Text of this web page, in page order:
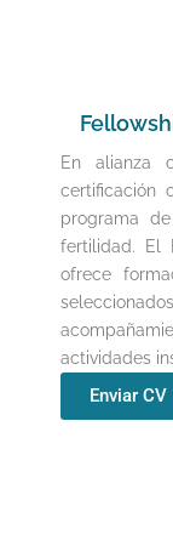
En alianza
certificación
programa
fertilidad. El
ofrece
actividades
Enviar CV